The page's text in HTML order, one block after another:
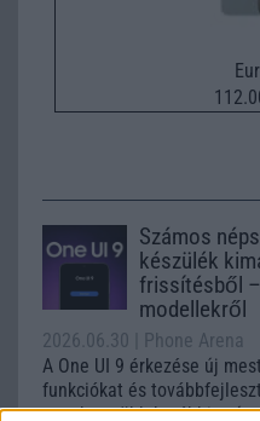
Számos
készülék
frissítésből
modellekről
2026.06.30
| Phone Arena
A One UI 9 érkezése új
funkciókat és
azonban több korábbi